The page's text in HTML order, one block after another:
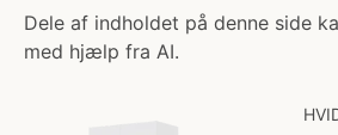
Dele af indholdet på denne side
med hjælp fra AI.